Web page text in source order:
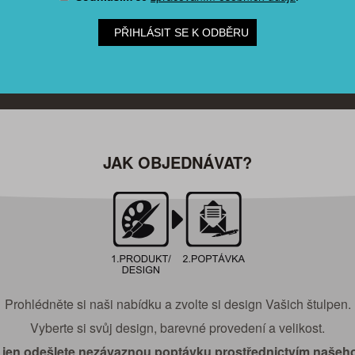
PŘIHLÁSIT SE K ODBĚRU
JAK OBJEDNÁVAT?
Prohlédněte si naši nabídku a zvolte si design Vašich štulpen.
Vyberte si svůj design, barevné provedení a velikost.